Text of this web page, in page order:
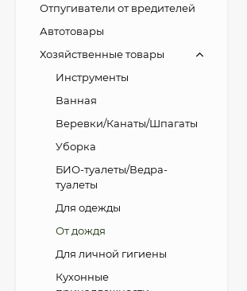
Отпугиватели от вредителей
Автотовары
Хозяйственные товары
Инструменты
Ванная
Веревки/Канаты/Шпагаты
Уборка
БИО-туалеты/Ведра-
туалеты
Для одежды
От дождя
Для личной гигиены
Кухонные